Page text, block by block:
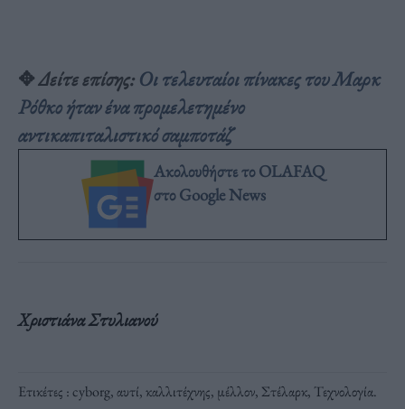
✥Δείτε επίσης: Οι τελευταίοι πίνακες του Μαρκ
Ρόθκο ήταν ένα προμελετημένο
αντικαπιταλιστικό σαμποτάζ
Ακολουθήστε το OLAFAQ
στο Google News
Χριστιάνα Στυλιανού
Ετικέτες :cyborg,αυτί,καλλιτέχνης, μέλλον, Στέλαρκ, Τεχνολογία.